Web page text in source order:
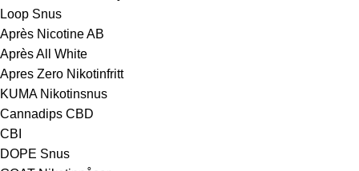
Loop Snus
Après Nicotine AB
Après All White
Apres Zero Nikotinfritt
KUMA Nikotinsnus
Cannadips CBD
CBI
DOPE Snus